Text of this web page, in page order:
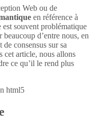
Web ou de
en référence à
souvent problématique
d’entre nous, en
consensus sur sa
cet article, nous allons
ce qu’il le rend plus
html5